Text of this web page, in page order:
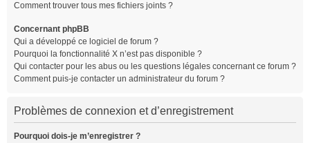
Comment trouver tous mes fichiers joints ?
Concernant phpBB
Qui a développé ce logiciel de forum ?
Pourquoi la fonctionnalité X n’est pas disponible ?
Qui contacter pour les abus ou les questions légales concernant ce forum ?
Comment puis-je contacter un administrateur du forum ?
Problèmes de connexion et d’enregistrement
Pourquoi dois-je m’enregistrer ?